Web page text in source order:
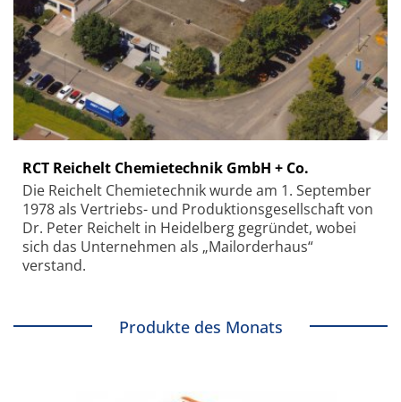
RCT Reichelt Chemietechnik GmbH + Co.
Die Reichelt Chemietechnik wurde am 1. September
1978 als Vertriebs- und Produktionsgesellschaft von
Dr. Peter Reichelt in Heidelberg gegründet, wobei
sich das Unternehmen als „Mailorderhaus“
verstand.
Produkte des Monats